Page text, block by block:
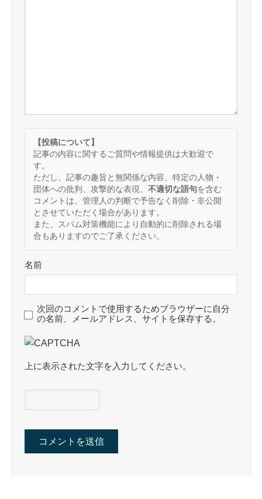
【投稿について】
記事の内容に関するご質問や情報提供は大歓迎で
す。
ただし、記事の趣旨と無関係な内容、特定の人物・
団体への批判、攻撃的な表現、 不適切な語句を含む
コメントは、管理人の判断で予告なく削除・非公開
とさせていただく場合があります。
また、スパム対策機能により自動的に削除される場
合もありますのでご了承ください。
名前
次回のコメントで使用するためブラウザーに自分
の名前、メールアドレス、サイトを保存する。
上に表示された文字を入力してください。